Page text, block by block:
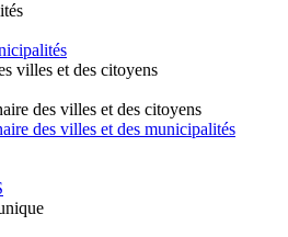
villes et des citoyens
des villes et des citoyens
des villes et des municipalités